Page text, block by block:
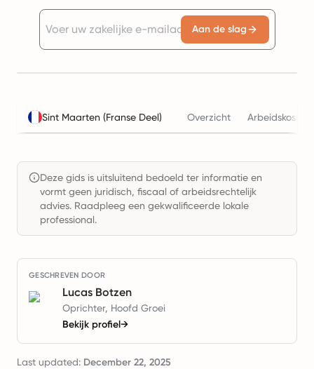
Aan de slag
Sint Maarten (Franse Deel) Overzicht
Deze gids is uitsluitend bedoeld ter informatie en
vormt geen juridisch, fiscaal of arbeidsrechtelijk
advies. Raadpleeg een gekwalificeerde lokale
professional.
GESCHREVEN DOOR
Lucas Botzen
Oprichter, Hoofd Groei
Bekijk profiel→
Last updated: December 22, 2025